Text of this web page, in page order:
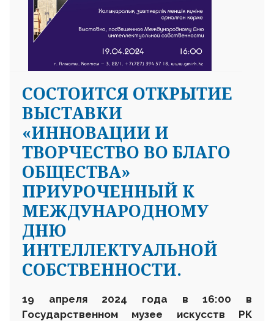
CОСТОИТСЯ ОТКРЫТИЕ
ВЫСТАВКИ
«ИННОВАЦИИ И
ТВОРЧЕСТВО ВО БЛАГО
ОБЩЕСТВА»
ПРИУРОЧЕННЫЙ К
МЕЖДУНАРОДНОМУ
ДНЮ
ИНТЕЛЛЕКТУАЛЬНОЙ
СОБСТВЕННОСТИ.
19 апреля 2024 года в 16:00 в
Государственном музее искусств РК